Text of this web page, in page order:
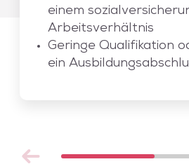
einem
Arbeitsverhältnis
Geringe Qualifikation
ein